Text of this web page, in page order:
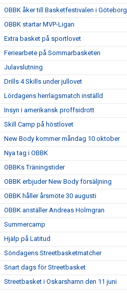
OBBK åker till Basketfestivalen i Göteborg
OBBK startar MVP-Ligan
Extra basket på sportlovet
Feriearbete på Sommarbasketen
Julavslutning
Drills 4 Skills under jullovet
Lördagens herrlagsmatch inställd
Insyn i amerikansk proffsidrott
Skill Camp på höstlovet
New Body kommer måndag 10 oktober
Nya tag i OBBK
OBBKs Träningstider
OBBK erbjuder New Body försäljning
OBBK håller årsmöte 30 augusti
OBBK anställer Andreas Holmgran
Summercamp
Hjälp på Latitud
Söndagens Streetbasketmatcher
Snart dags för Streetbasket
Streetbasket i Oskarshamn den 11 juni